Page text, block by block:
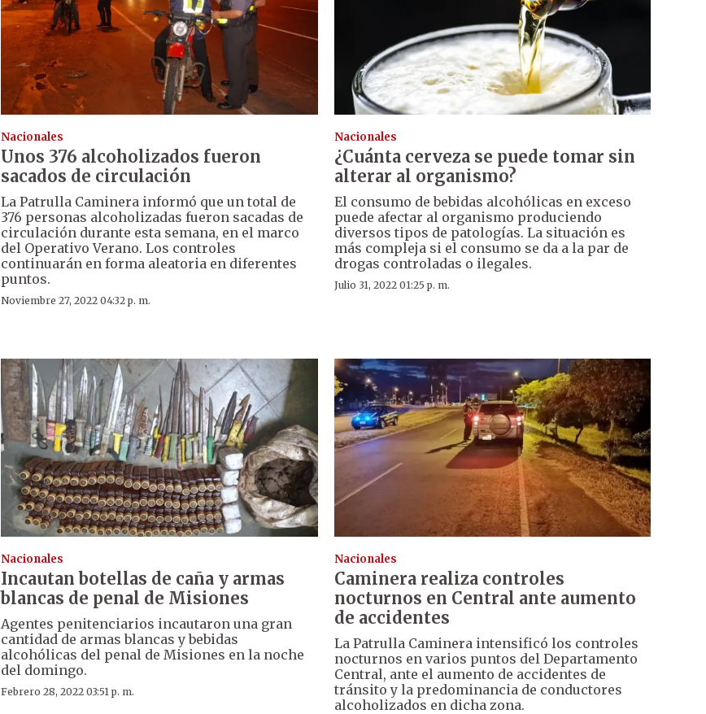
Nacionales
Unos 376 alcoholizados fueron
sacados de circulación
La Patrulla Caminera informó que un total de
376 personas alcoholizadas fueron sacadas de
circulación durante esta semana, en el marco
del Operativo Verano. Los controles
continuarán en forma aleatoria en diferentes
puntos.
Noviembre 27, 2022 04:32 p. m.
Nacionales
¿Cuánta cerveza se puede tomar sin
alterar al organismo?
El consumo de bebidas alcohólicas en exceso
puede afectar al organismo produciendo
diversos tipos de patologías. La situación es
más compleja si el consumo se da a la par de
drogas controladas o ilegales.
Julio 31, 2022 01:25 p. m.
Nacionales
Incautan botellas de caña y armas
blancas de penal de Misiones
Agentes penitenciarios incautaron una gran
cantidad de armas blancas y bebidas
alcohólicas del penal de Misiones en la noche
del domingo.
Febrero 28, 2022 03:51 p. m.
Nacionales
Caminera realiza controles
nocturnos en Central ante aumento
de accidentes
La Patrulla Caminera intensificó los controles
nocturnos en varios puntos del Departamento
Central, ante el aumento de accidentes de
tránsito y la predominancia de conductores
alcoholizados en dicha zona.